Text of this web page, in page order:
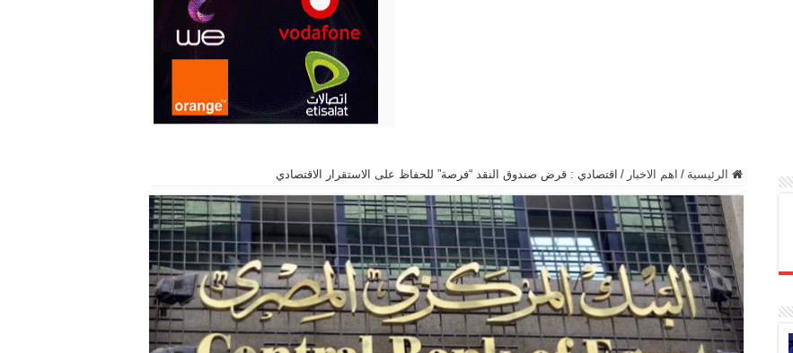
الرئيسية / اهم الاخبار / اقتصادي : قرض صندوق النقد “فرصة” للحفاظ على الاستقرار الاقتصادي